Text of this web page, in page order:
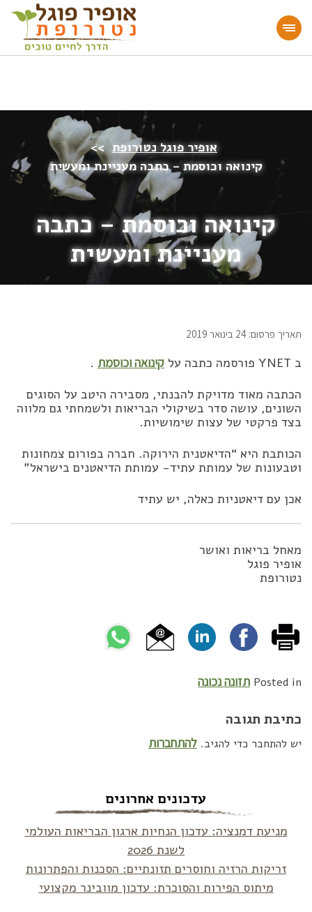
מעוניינים להעמיק או להתחיל דרך חיים בריאה?
הצטרפו לאתר!
אופיר פוגל נטורופת >>
קינואה וכוסמת – כתבה מעניינת ומעשית
קינואה וכוסמת – כתבה
מעניינת ומעשית
תאריך פרסום: 24 בינואר 2019
ב YNET פורסמה כתבה על קינואה וכוסמת .
הכתבה מאוד מדויקת להבנתי, מסבירה היטב על הסוגים
השונים, עושה סדר בשיקולי הבריאות ולשמחתי גם מלווה
בצד פרקטי של עצות שימושיות.
הכותבת היא “הדיאטנית הירוקה. חברה בפורום צמחונות
וטבעונות של עמותת עתיד- עמותת הדיאטנים בישראל”
אכן עם דיאטניות כאלה, יש עתיד
מאחל בריאות ואושר
אופיר פוגל
נטורופת
Posted in תזונה נכונה
כתיבת תגובה
יש להתחבר כדי להגיב. להתחברות
עדכונים אחרונים
מניעת דמנציה: עדכון הנחיות ארגון הבריאות העולמי
לשנת 2026
זריקות הרזיה וחוסרים תזונתיים: הסכנות והפתרונות
מיתוס הפירות והסוכרת: עדכון מוובינר מקצועי